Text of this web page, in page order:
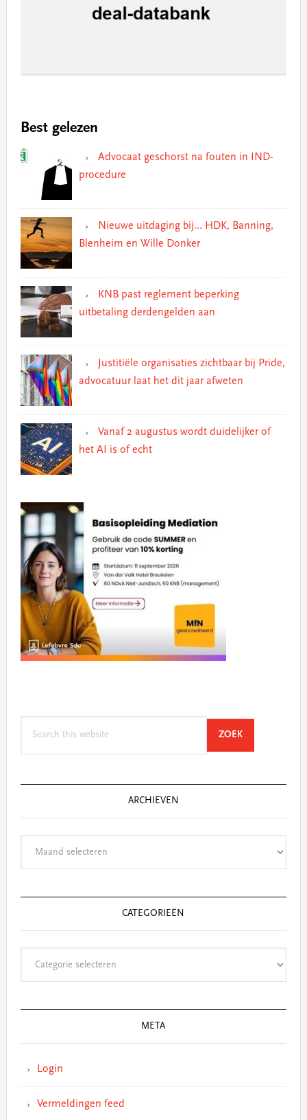
Best gelezen
Advocaat geschorst na fouten in IND-
procedure
Nieuwe uitdaging bij… HDK, Banning,
Blenheim en Wille Donker
KNB past reglement beperking
uitbetaling derdengelden aan
Justitiële organisaties zichtbaar bij Pride,
advocatuur laat het dit jaar afweten
Vanaf 2 augustus wordt duidelijker of
het AI is of echt
ZOEKSEARCH
ARCHIEVEN
CATEGORIEËN
META
Login
Vermeldingen feed